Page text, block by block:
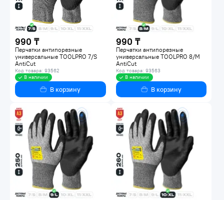
990 ₸
Перчатки антипорезные
универсальные TOOLPRO 7/S
AntiCut
Код товара: 93562
В наличии
В корзину
990 ₸
Перчатки антипорезные
универсальные TOOLPRO 8/M
AntiCut
Код товара: 93563
В наличии
В корзину